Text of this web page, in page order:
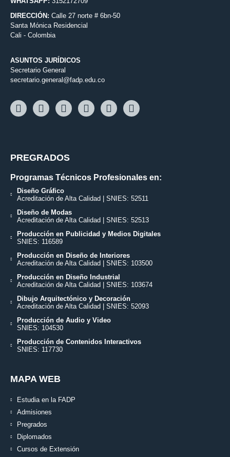
DIRECCIÓN: Calle 27 norte # 6bn-50
Santa Mónica Residencial
Cali - Colombia
ASUNTOS JURÍDICOS
Secretario General
secretario.general@fadp.edu.co
PREGRADOS
Programas Técnicos Profesionales en:
Diseño Gráfico
Acreditación de Alta Calidad | SNIES: 52511
Diseño de Modas
Acreditación de Alta Calidad | SNIES: 52513
Producción en Publicidad y Medios Digitales
SNIES: 116589
Producción en Diseño de Interiores
Acreditación de Alta Calidad | SNIES: 103500
Producción en Diseño Industrial
Acreditación de Alta Calidad | SNIES: 103674
Dibujo Arquitectónico y Decoración
Acreditación de Alta Calidad | SNIES: 52093
Producción de Audio y Video
SNIES: 104530
Producción de Contenidos Interactivos
SNIES: 117730
MAPA WEB
Estudia en la FADP
Admisiones
Pregrados
Diplomados
Cursos de Extensión